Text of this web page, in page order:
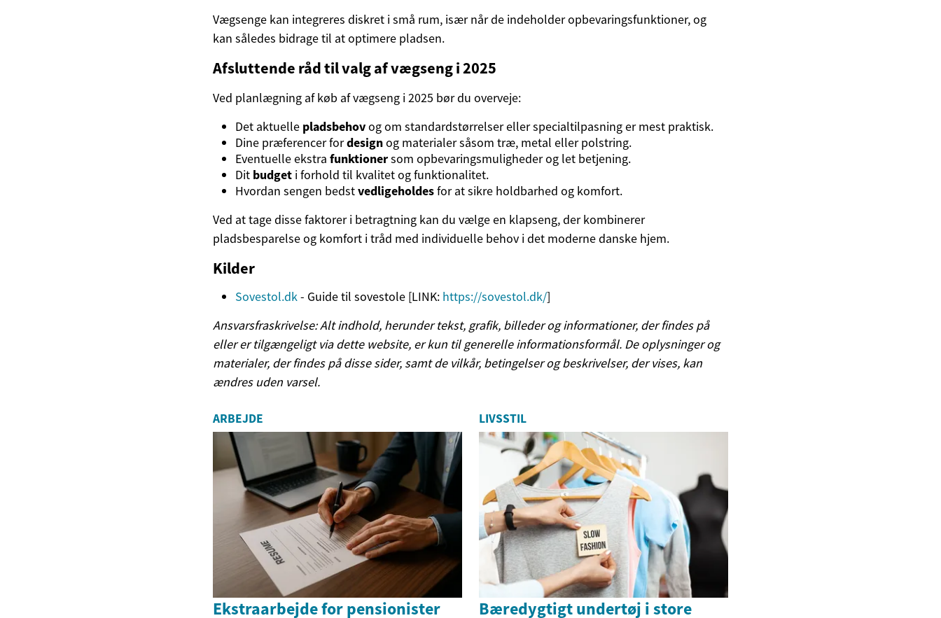
Vægsenge kan integreres diskret i små rum, især når de indeholder opbevaringsfunktioner, og
kan således bidrage til at optimere pladsen.
Afsluttende råd til valg af vægseng i 2025
Ved planlægning af køb af vægseng i 2025 bør du overveje:
Det aktuelle pladsbehovog om standardstørrelser eller specialtilpasning er mest praktisk.
Dine præferencer fordesignog materialer såsom træ, metal eller polstring.
Eventuelle ekstra funktionersom opbevaringsmuligheder og let betjening.
Dit budget i forhold til kvalitet og funktionalitet.
Hvordan sengen bedstvedligeholdesfor at sikre holdbarhed og komfort.
Ved at tage disse faktorer i betragtning kan du vælge en klapseng, der kombinerer
pladsbesparelse og komfort i tråd med individuelle behov i det moderne danske hjem.
Kilder
Sovestol.dk- Guide til sovestole [LINK: https://sovestol.dk/]
Ansvarsfraskrivelse: Alt indhold, herunder tekst, grafik, billeder og informationer, der findes på
eller er tilgængeligt via dette website, er kun til generelle informationsformål. De oplysninger og
materialer, der findes på disse sider, samt de vilkår, betingelser og beskrivelser, der vises, kan
ændres uden varsel.
ARBEJDE
Ekstraarbejde for pensionister
LIVSSTIL
Bæredygtigt undertøj i store